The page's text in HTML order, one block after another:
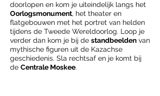
doorlopen en kom je uiteindelijk langs het
Oorlogsmonument, het theater en
flatgebouwen met het portret van helden
tijdens de Tweede Wereldoorlog. Loop je
verder dan kom je bij de standbeelden van
mythische figuren uit de Kazachse
geschiedenis. Sla rechtsaf en je komt bij
de Centrale Moskee.